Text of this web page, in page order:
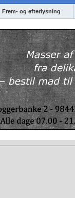
Frem- og efterlysning